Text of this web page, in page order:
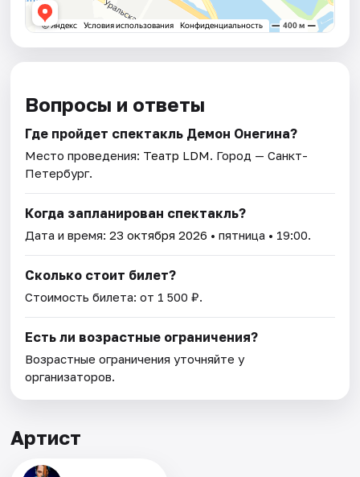
Вопросы и ответы
Где пройдет спектакль Демон Онегина?
Место проведения: Театр LDM. Город — Санкт-
Петербург.
Когда запланирован спектакль?
Дата и время:23 октября 2026 • пятница • 19:00.
Сколько стоит билет?
Стоимость билета: от 1 500 ₽.
Есть ли возрастные ограничения?
Возрастные ограничения уточняйте у
организаторов.
Артист